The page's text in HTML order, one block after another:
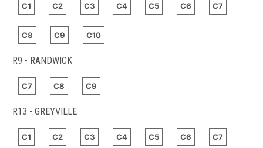
C1 C2 C3 C4 C5 C6 C7
C8 C9 C10
R9 - RANDWICK
C7 C8 C9
R13 - GREYVILLE
C1 C2 C3 C4 C5 C6 C7